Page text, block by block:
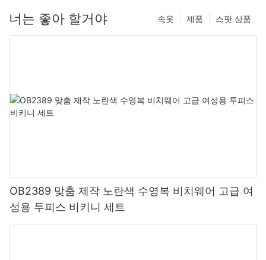
너는 좋아 할거야 스팟 상품
제품
속옷
OB2389 맞춤 제작 노란색 수영복 비치웨어 고급 여
성용 투피스 비키니 세트